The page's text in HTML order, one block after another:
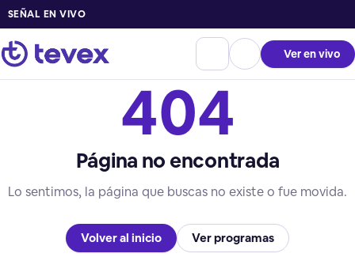
SEÑAL EN VIVO
Ver en vivo
404
Página no encontrada
Lo sentimos, la página que buscas no existe o fue movida.
Volver al inicio Ver programas